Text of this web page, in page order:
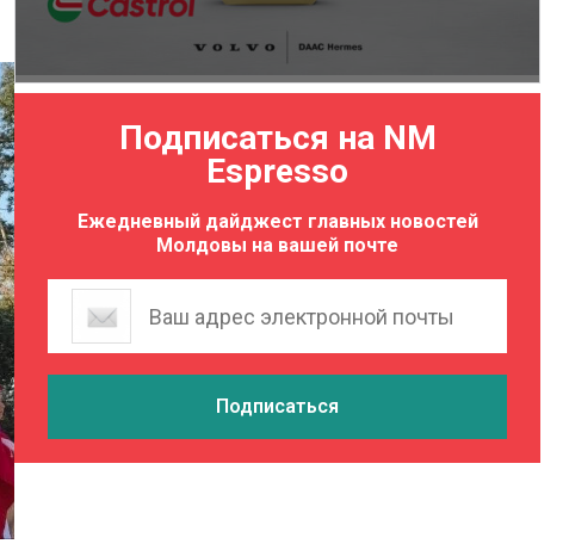
Подписаться на NM
Espresso
Ежедневный дайджест главных новостей
Молдовы на вашей почте